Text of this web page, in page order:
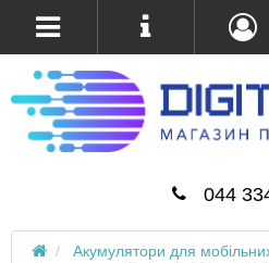
044
Акумулятори для